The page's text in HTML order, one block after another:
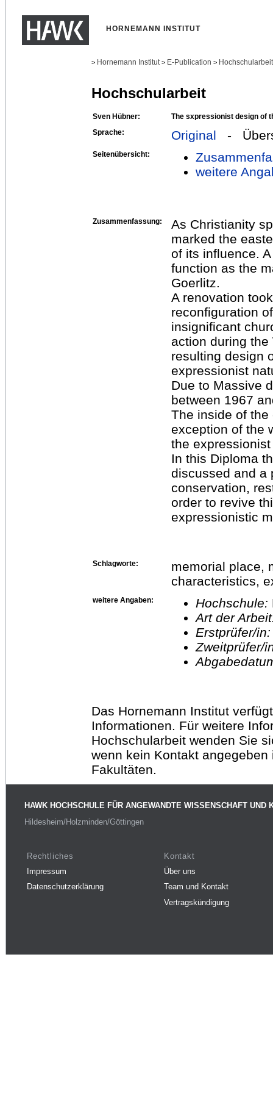
HORNEMANN INSTITUT
> Hornemann Institut > E-Publication >
Hochschularbeit
Sven Hübner:
The sxpressionist design of
Sprache:
Original -
Seitenübersicht:
weitere
Zusammenfassung:
As Christianity
marked the
of its influence.
function as the
Goerlitz.
A renovation
reconfiguration
insignificant
action during the
resulting design
expressionist
Due to Massive
between 1967
The inside of
exception of the
the
In this Diploma
discussed and a
conservation,
order to revive
expressionistic
Schlagworte:
memorial place,
characteristics,
weitere Angaben: Hochschule:
Art der
Erstprüfer/
Das Hornemann Institut
Informationen. Für weitere
Hochschularbeit wenden Sie
wenn kein Kontakt
Fakultäten.
HAWK HOCHSCHULE FÜR ANGEWANDTE WISSENSCHAFT UND
Hildesheim/Holzminden/Göttingen
Rechtliches
Impressum
Datenschutzerklärung
Kontakt
Über uns
Team und Kontakt
Vertragskündigung